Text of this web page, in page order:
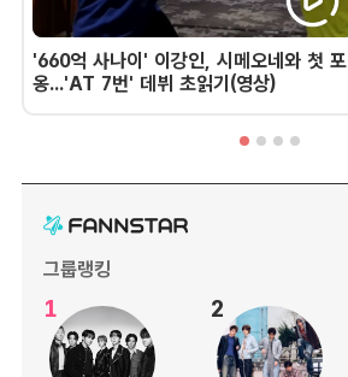
'660억 사나이' 이강인, 시메오네와 첫 포
옹...'AT 7번' 데뷔 초읽기(영상)
그룹랭킹
1 2